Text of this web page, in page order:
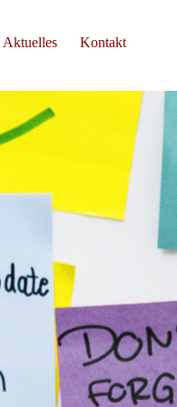
Aktuelles Kontakt